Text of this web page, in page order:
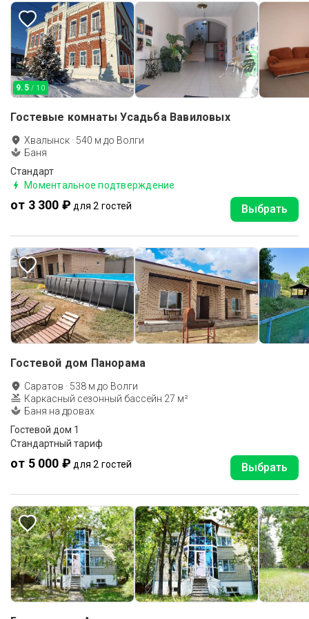
9.5 / 10
Гостевые комнаты Усадьба Вавиловых
Хвалынск · 540 м до Волги
Баня
Стандарт
Моментальное подтверждение
от 3 300 ₽ для 2 гостей Выбрать
Гостевой дом Панорама
Саратов · 538 м до Волги
Каркасный сезонный бассейн 27 м²
Баня на дровах
Гостевой дом 1
Стандартный тариф
от 5 000 ₽ для 2 гостей Выбрать